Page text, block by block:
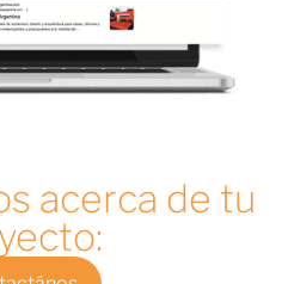
acerca de tu